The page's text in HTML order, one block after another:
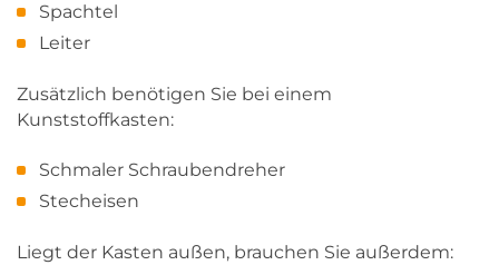
Spachtel
Leiter
Zusätzlich benötigen Sie bei einem
Kunststoffkasten:
Schmaler Schraubendreher
Stecheisen
Liegt der Kasten außen, brauchen Sie außerdem: